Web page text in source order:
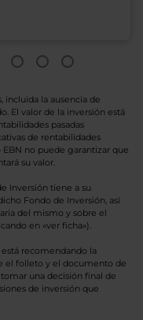
incluida la ausencia de
El valor de la inversión está
pasadas
de rentabilidades
no puede garantizar que
su valor.
Inversión tiene a su
Fondo de Inversión, así
del mismo y sobre el
en «ver ficha»).
recomendando la
el folleto y el documento de
una decisión final de
de inversión que